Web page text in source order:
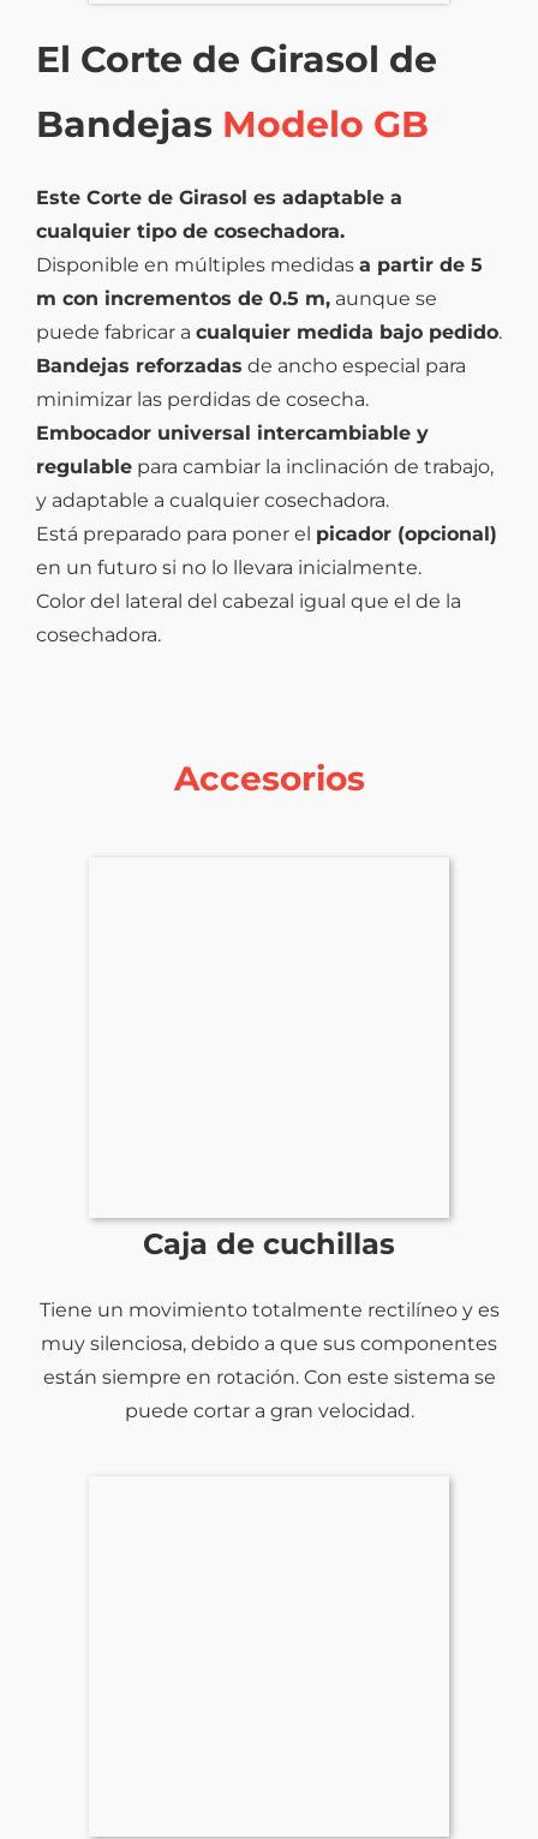
El Corte de Girasol de
Bandejas Modelo GB
Este Corte de Girasol es adaptable a
cualquier tipo de cosechadora.
Disponible en múltiples medidas a partir de 5
m con incrementos de 0.5 m,aunque se
puede fabricar a cualquier medida bajo pedido.
Bandejas reforzadas de ancho especial para
minimizar las perdidas de cosecha.
Embocador universal intercambiable y
regulablepara cambiar la inclinación de trabajo,
y adaptable a cualquier cosechadora.
Está preparado para poner el picador (opcional)
en un futuro si no lo llevara inicialmente.
Color del lateral del cabezal igual que el de la
cosechadora.
Accesorios
Caja de cuchillas
Tiene un movimiento totalmente rectilíneo y es
muy silenciosa, debido a que sus componentes
están siempre en rotación. Con este sistema se
puede cortar a gran velocidad.